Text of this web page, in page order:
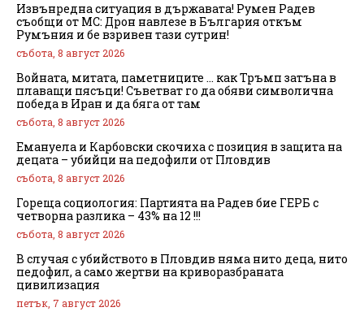
Извънредна ситуация в държавата! Румен Радев
съобщи от МС: Дрон навлезе в България откъм
Румъния и бе взривен тази сутрин!
събота, 8 август 2026
Войната, митата, паметниците … как Тръмп затъна в
плаващи пясъци! Съветват го да обяви символична
победа в Иран и да бяга от там
събота, 8 август 2026
Емануела и Карбовски скочиха с позиция в защита на
децата – убийци на педофили от Пловдив
събота, 8 август 2026
Гореща социология: Партията на Радев бие ГЕРБ с
четворна разлика – 43% на 12 !!!
събота, 8 август 2026
В случая с убийството в Пловдив няма нито деца, нито
педофил, а само жертви на криворазбраната
цивилизация
петък, 7 август 2026